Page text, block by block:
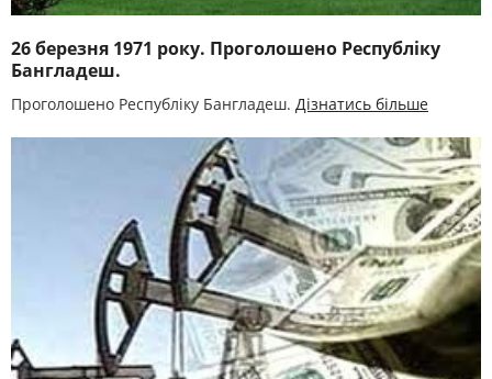
26 березня 1971 року. Проголошено Республіку
Бангладеш.
Проголошено Республіку Бангладеш. Дізнатись більше